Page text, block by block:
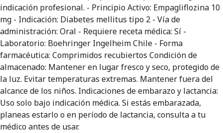
indicación profesional. - Principio Activo: Empagliflozina 10
mg - Indicación: Diabetes mellitus tipo 2 - Vía de
administración: Oral - Requiere receta médica: Sí -
Laboratorio: Boehringer Ingelheim Chile - Forma
farmacéutica: Comprimidos recubiertos Condición de
almacenado: Mantener en lugar fresco y seco, protegido de
la luz. Evitar temperaturas extremas. Mantener fuera del
alcance de los niños. Indicaciones de embarazo y lactancia:
Uso solo bajo indicación médica. Si estás embarazada,
planeas estarlo o en período de lactancia, consulta a tu
médico antes de usar.